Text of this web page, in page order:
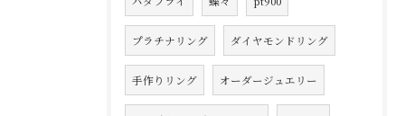
プラチナリング ダイヤモンドリング
手作りリング オーダージュエリー